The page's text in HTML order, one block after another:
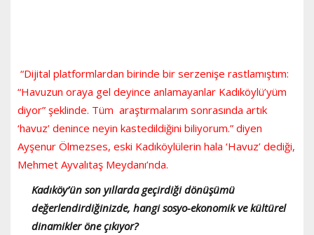
“Dijital platformlardan birinde bir serzenişe rastlamıştım:
“Havuzun oraya gel deyince anlamayanlar Kadıköylü’yüm
diyor” şeklinde. Tüm araştırmalarım sonrasında artık
‘havuz’ denince neyin kastedildiğini biliyorum.” diyen
Ayşenur Ölmezses, eski Kadıköylülerin hala ‘Havuz’ dediği,
Mehmet Ayvalıtaş Meydanı’nda.
Kadıköy’ün son yıllarda geçirdiği dönüşümü
değerlendirdiğinizde, hangi sosyo-ekonomik ve kültürel
dinamikler öne çıkıyor?